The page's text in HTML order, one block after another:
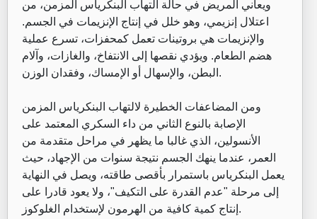
ويعاني المريض في حالة التهاب البنكرياس المزمن، من
اعتلال إنزيمي، وهو خلل في إنتاج الإنزيمات في الجسم.
والإنزيمات هي بروتينات تعمل كمحفزات، تسرع عملية
هضم الطعام. ويؤدي نقصها إلى الانتفاخ، والغازات، وآلام
البطن، والإسهال أو الإمساك، وفقدان الوزن.
ومن المضاعفات الخطيرة لالتهاب البنكرياس المزمن
الإصابة بالنوع الثاني من داء السكري المعتمد على
الأنسولين، الذي غالبا ما يظهر في مراحل متقدمة من
العمر، عندما ينهك الجسم نتيجة سنوات من الإجهاد، حيث
يعمل البنكرياس باستمرار بأقصى طاقته، ويصل في النهاية
إلى مرحلة "عدم القدرة على التكيف"، ولا يعود قادرا على
إنتاج كمية كافية من الهرمون لإستخدام الغلوكوز.